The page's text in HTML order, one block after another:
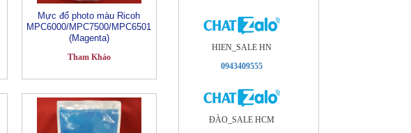
Mực đổ photo màu Ricoh
MPC6000/MPC7500/MPC6501
(Magenta)
Tham Khảo
HIEN_SALE HN
0943409555
ÐÀO_SALE HCM